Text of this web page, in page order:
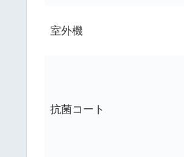
室外機
抗菌コート